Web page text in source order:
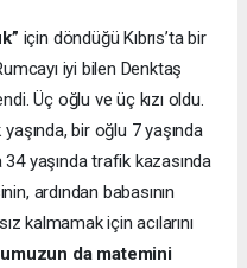
için döndüğü Kıbrıs’ta bir
iyi bilen Denktaş
Üç oğlu ve üç kızı oldu.
bir oğlu 7 yaşında
yaşında trafik kazasında
ardından babasının
kalmamak için acılarını
da matemini